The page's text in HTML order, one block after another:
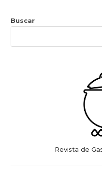
Buscar
Revista de